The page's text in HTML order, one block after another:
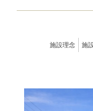
施設理念 施